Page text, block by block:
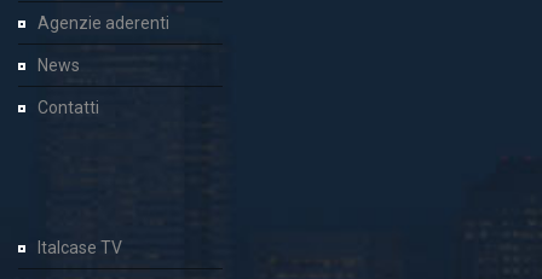
Agenzie aderenti
News
Contatti
Italcase TV